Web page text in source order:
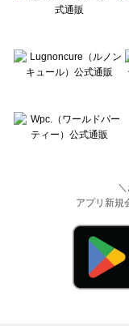
アプリ新規